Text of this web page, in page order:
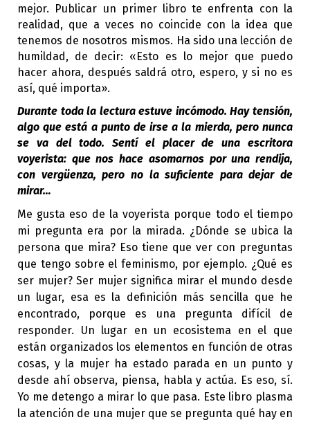
mejor. Publicar un primer libro te enfrenta con la
realidad, que a veces no coincide con la idea que
tenemos de nosotros mismos. Ha sido una lección de
humildad, de decir: «Esto es lo mejor que puedo
hacer ahora, después saldrá otro, espero, y si no es
así, qué importa».
Durante toda la lectura estuve incómodo. Hay tensión,
algo que está a punto de irse a la mierda, pero nunca
se va del todo. Sentí el placer de una escritora
voyerista: que nos hace asomarnos por una rendija,
con vergüenza, pero no la suficiente para dejar de
mirar…
Me gusta eso de la voyerista porque todo el tiempo
mi pregunta era por la mirada. ¿Dónde se ubica la
persona que mira? Eso tiene que ver con preguntas
que tengo sobre el feminismo, por ejemplo. ¿Qué es
ser mujer? Ser mujer significa mirar el mundo desde
un lugar, esa es la definición más sencilla que he
encontrado, porque es una pregunta difícil de
responder. Un lugar en un ecosistema en el que
están organizados los elementos en función de otras
cosas, y la mujer ha estado parada en un punto y
desde ahí observa, piensa, habla y actúa. Es eso, sí.
Yo me detengo a mirar lo que pasa. Este libro plasma
la atención de una mujer que se pregunta qué hay en